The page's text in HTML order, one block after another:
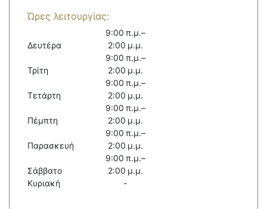
Ώρες λειτουργίας:
Δευτέρα
9:00 π.μ.–
2:00 μ.μ.
Τρίτη
9:00 π.μ.–
2:00 μ.μ.
Τετάρτη
9:00 π.μ.–
2:00 μ.μ.
Πέμπτη
9:00 π.μ.–
2:00 μ.μ.
Παρασκευή
9:00 π.μ.–
2:00 μ.μ.
Σάββατο
9:00 π.μ.–
2:00 μ.μ.
Κυριακή
-